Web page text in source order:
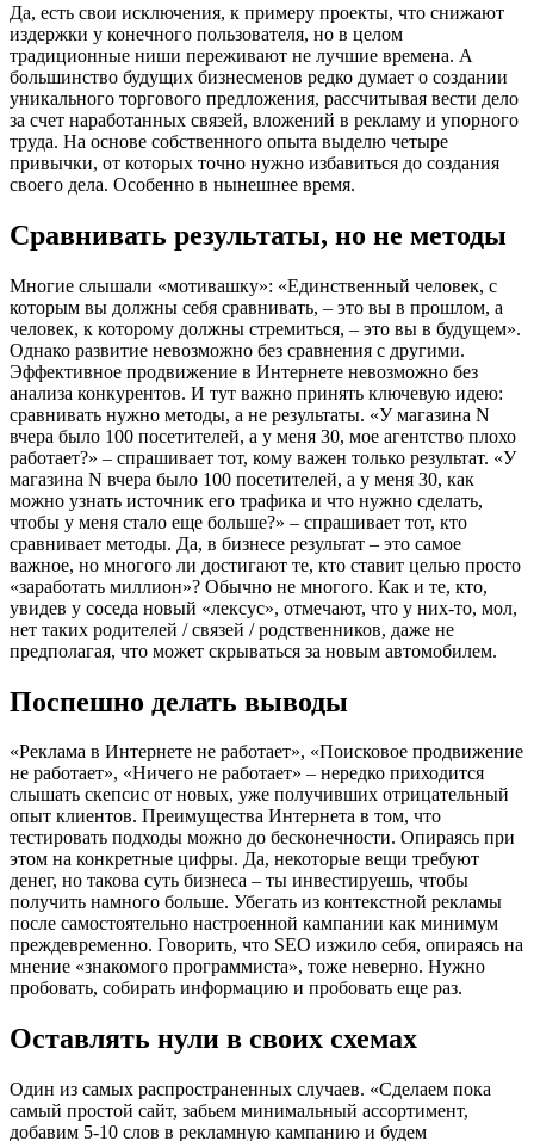
Да, есть свои исключения, к примеру проекты, что снижают
издержки у конечного пользователя, но в целом
традиционные ниши переживают не лучшие времена. А
большинство будущих бизнесменов редко думает о создании
уникального торгового предложения, рассчитывая вести дело
за счет наработанных связей, вложений в рекламу и упорного
труда. На основе собственного опыта выделю четыре
привычки, от которых точно нужно избавиться до создания
своего дела. Особенно в нынешнее время.
Сравнивать результаты, но не методы
Многие слышали «мотивашку»: «Единственный человек, с
которым вы должны себя сравнивать, – это вы в прошлом, а
человек, к которому должны стремиться, – это вы в будущем».
Однако развитие невозможно без сравнения с другими.
Эффективное продвижение в Интернете невозможно без
анализа конкурентов. И тут важно принять ключевую идею:
сравнивать нужно методы, а не результаты. «У магазина N
вчера было 100 посетителей, а у меня 30, мое агентство плохо
работает?» – спрашивает тот, кому важен только результат. «У
магазина N вчера было 100 посетителей, а у меня 30, как
можно узнать источник его трафика и что нужно сделать,
чтобы у меня стало еще больше?» – спрашивает тот, кто
сравнивает методы. Да, в бизнесе результат – это самое
важное, но многого ли достигают те, кто ставит целью просто
«заработать миллион»? Обычно не многого. Как и те, кто,
увидев у соседа новый «лексус», отмечают, что у них-то, мол,
нет таких родителей / связей / родственников, даже не
предполагая, что может скрываться за новым автомобилем.
Поспешно делать выводы
«Реклама в Интернете не работает», «Поисковое продвижение
не работает», «Ничего не работает» – нередко приходится
слышать скепсис от новых, уже получивших отрицательный
опыт клиентов. Преимущества Интернета в том, что
тестировать подходы можно до бесконечности. Опираясь при
этом на конкретные цифры. Да, некоторые вещи требуют
денег, но такова суть бизнеса – ты инвестируешь, чтобы
получить намного больше. Убегать из контекстной рекламы
после самостоятельно настроенной кампании как минимум
преждевременно. Говорить, что SEO изжило себя, опираясь на
мнение «знакомого программиста», тоже неверно. Нужно
пробовать, собирать информацию и пробовать еще раз.
Оставлять нули в своих схемах
Один из самых распространенных случаев. «Сделаем пока
самый простой сайт, забьем минимальный ассортимент,
добавим 5-10 слов в рекламную кампанию и будем